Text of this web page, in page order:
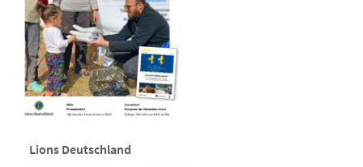
Lions Deutschland